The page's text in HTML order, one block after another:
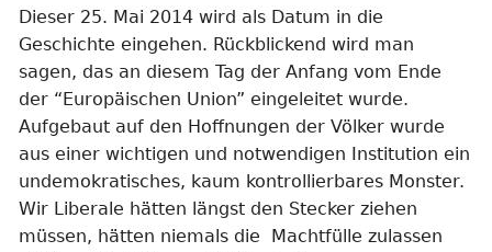
Dieser 25. Mai 2014 wird als Datum in die
Geschichte eingehen. Rückblickend wird man
sagen, das an diesem Tag der Anfang vom Ende
der “Europäischen Union” eingeleitet wurde.
Aufgebaut auf den Hoffnungen der Völker wurde
aus einer wichtigen und notwendigen Institution ein
undemokratisches, kaum kontrollierbares Monster.
Wir Liberale hätten längst den Stecker ziehen
müssen, hätten niemals die Machtfülle zulassen